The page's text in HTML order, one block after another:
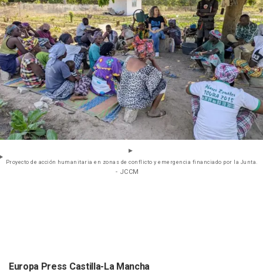
Proyecto de acción humanitaria en zonas de conflicto y emergencia financiado por la Junta.
- JCCM
Europa Press Castilla-La Mancha